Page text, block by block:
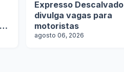
Expresso Descalvado
divulga vagas para
motoristas
agosto 06, 2026